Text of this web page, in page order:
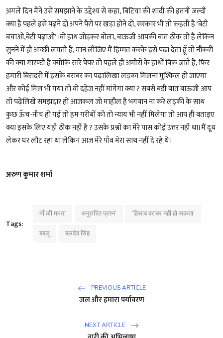
अगले दिन मैंने उसे समझाने के उद्देश्य से कहा, बिटिया की शादी की इतनी जल्दी
क्या है पहले इसे पढ़ने दो अपने पैरों पर खड़ा होने दो, सरकार भी तो कहती है ‘बेटी
बचाओ,बेटी पढ़ाओ’।वो हाथ जोड़कर बोला, बाऊजी आपकी बात ठीक तो है लेकिन
सुनने में ही अच्छी लगती है, मान लीजिए मैं हिम्मत करके इसे पढ़ा देता हूँ तो नौकरी
की क्या गारण्टी है क्योंकि सारे पेपर तो पहले ही अमीरों के हाथों बिक जाते हैं, फिर
हमारी बिरादरी में इसके बराबर का पढ़ालिखा लड़का मिलना मुश्किल हो जाएगा
और कोई मिल भी गया तो वो दहेज नहीं मांगेगा क्या ? सबसे बड़ी बात बाऊजी आप
तो पढ़ेलिखे समझदार हो आजकल जो माहौल है भगवान ना करे लड़की के साथ
कुछ ऊँच-नीच हो गई तो हम गरीबों को तो न्याय भी नहीं मिलेगा तो आप ही बताइए
क्या इसके लिए यही ठीक नहीं है ? उसके प्रश्नों का मेरे पास कोई उत्तर नहीं था।मैं दूध
लेकर घर लौट रहा था लेकिन आज मेरे पाँव मेरा साथ नहीं दे रहे थे।
अरुण कुमार शर्मा
Tags:
माँ की ममता अनुत्तरित प्रश्न’ ‘हिसाब बराबर नहीं हो सकता’
बबलू बलदेव सिंह
PREVIOUS ARTICLE
जल और हमारा पर्यावरण
NEXT ARTICLE